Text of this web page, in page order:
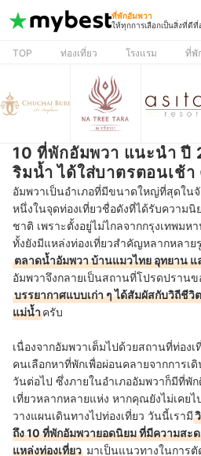
ที่พักอัมพวา
ให้ทุกการเลือกเป็นสิ่งที่ดีที่
TOP ท่องเที่ยว โรงแรม ที่พั
10 ที่พักอัมพวา แนะนํา ปี
ริมน้ำ ได้ใส่บาตรตอนเช้า
อัมพวาเป็นอำเภอที่มีขนาดใหญ่ที่สุดใน
หนึ่งในจุดท่องเที่ยวชื่อดังที่ได้รับความ
ชาติ เพราะตั้งอยู่ไม่ไกลจากกรุงเทพมห
ทั้งยังมีแหล่งท่องเที่ยวสำคัญหลากหลาย
ตลาดน้ำอัมพวา บ้านแมวไทย อุทยาน แ
อัมพวาจึงกลายเป็นสถานที่โปรดปราน
บรรยากาศแบบเก่า ๆ ได้สัมผัสกับวิถีชีวิ
แม่น้ำครับ
เนื่องจากอัมพวาเต็มไปด้วยสถานที่ท่อง
คนเลือกหาที่พักเพื่อผ่อนคลายจากการเ
วันต่อไป ซึ่งภายในอำเภออัมพวาก็มีที่พั
เที่ยวหลากหลายแห่ง หากคุณยังไม่เคยไ
วางแผนเดินทางไปท่องเที่ยว วันนี้เรามี
ถึง 10 ที่พักอัมพวายอดนิยม ที่มีความสะ
แหล่งท่องเที่ยว มาเป็นแนวทางในการ